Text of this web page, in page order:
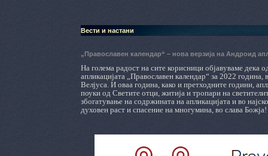
Вести и настани
„Православен календар“ – нова верзија на Андроид
На голема радост на сите корисници објавуваме дека
апликацијата „Православен календар“ за 2022
Велјуса. И оваа година, како и претходните години,
поуки од Светите отци, житија и тропари на
збогатување на содржината на апликацијата и во
духовен раст и спасение на многумина, во слава Божја!